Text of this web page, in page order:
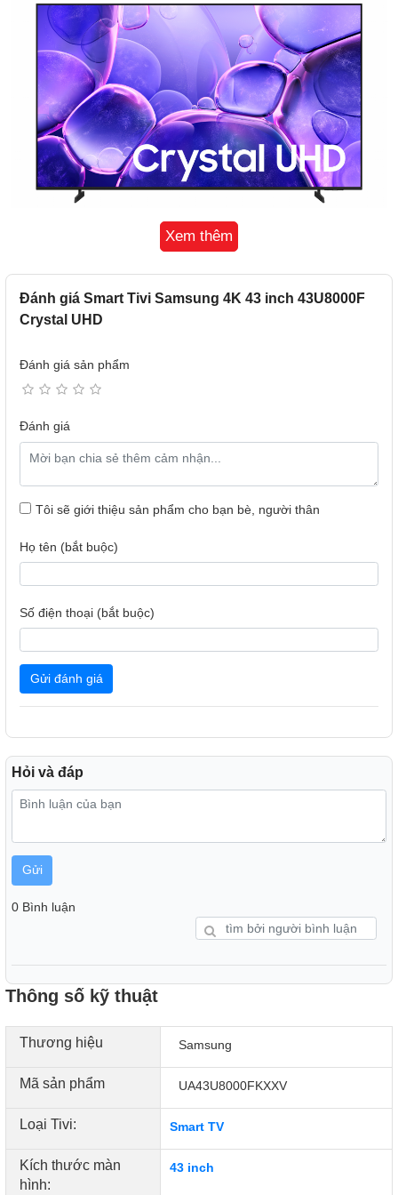
Thiết Kế Tinh Tế – MetalStream Design
sang trọng với đường viền mảnh mai và chất liệu kim loại
cao cấp. Thiết kế này không chỉ tôn lên vẻ hiện đại cho
không gian sống mà còn tạo nên sự tinh tế từ mọi góc nhìn,
Với độ phân giải 4K (3,840 × 2,160), Tivi Samsung
ảnh.
Bộ xử lý Crystal 4K mạnh mẽ
Crystal Processor 4Ktối ưu hóa màu sắc, độ tương phản và
nâng cấp nội dung từ nguồn thấp lên gần chuẩn 4K, mang
Hàng loạt công nghệ hình ảnh vượt trội:
Mega Contrast: Giảm thiểu phản xạ ánh sáng, tăng độ sâu
và độ sắc nét cho từng khung hình.
Xem thêm
Đánh giá Smart Tivi Samsung 4K 43 inch 43U8000F
Crystal UHD
Đánh giá sản phẩm
Đánh giá
Tôi sẽ giới thiệu sản phẩm cho bạn bè, người thân
Họ tên (bắt buộc)
Số điện thoại (bắt buộc)
Gửi đánh giá
Hỏi và đáp
Gửi
0 Bình luận
Thông số kỹ thuật
Thương hiệu Samsung
Mã sản phẩm UA43U8000FKXXV
Loại Tivi: Smart TV
Kích thước màn
hình:
43 inch